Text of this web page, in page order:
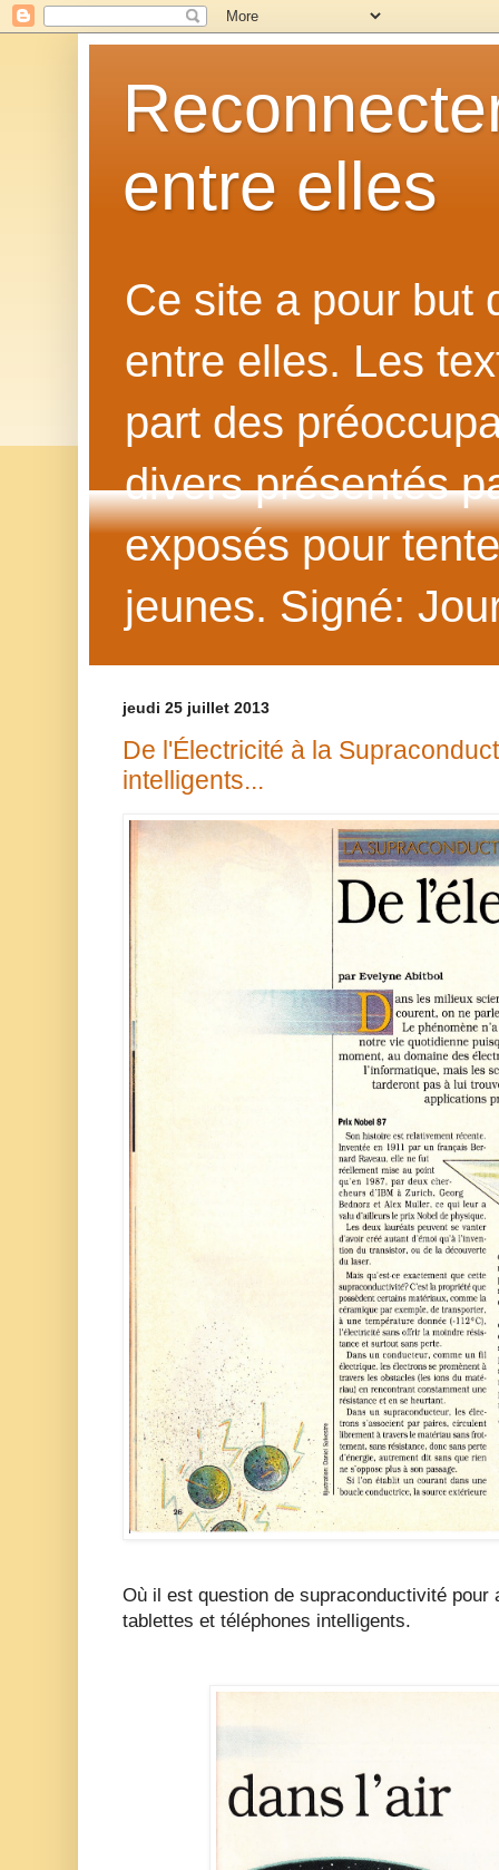
entre elles
Ce site a pour but
entre elles. Les
part des
divers présentés
exposés pour
jeunes. Signé:
jeudi 25 juillet 2013
De l'Électricité à la
intelligents...
Où il est question de supraconductivité pour
tablettes et téléphones intelligents.